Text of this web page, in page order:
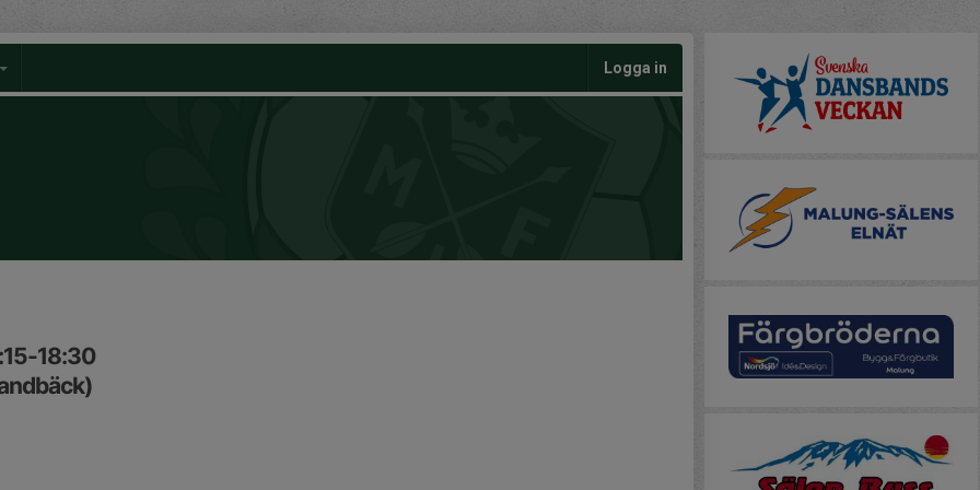
Logga in
18:30